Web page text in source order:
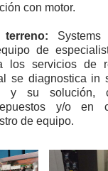
con motor.
terreno:
de
los servicios de
se diagnostica in
su solución,
y/o en
de equipo.